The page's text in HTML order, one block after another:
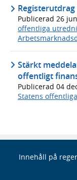
Registerutdrag
Publicerad 26
offentliga
Stärkt
offentligt
Publicerad 04
Statens
Innehåll på